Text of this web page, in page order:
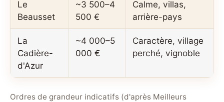
Le
Beausset
~3 500–4
500 €
Calme, villas,
arrière-pays
La
Cadière-
d'Azur
~4 000–5
000 €
Caractère, village
perché, vignoble
Ordres de grandeur indicatifs (d'après Meilleurs